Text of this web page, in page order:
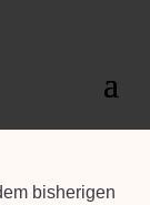
bisherigen